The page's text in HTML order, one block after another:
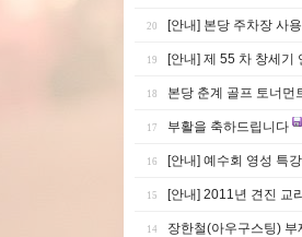
20 [안내] 본당 주차장 사용
19 [안내] 제 55 차 창세기
18 본당 춘계 골프 토너먼
17 부활을 축하드립니다
16 [안내] 예수회 영성 특강
15 [안내] 2011년 견진 교
14 장한철(아우구스팅) 부